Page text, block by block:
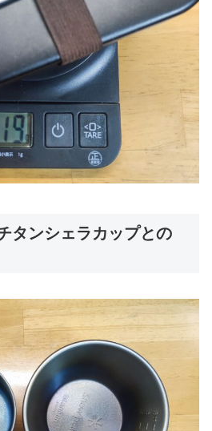
タンシェラカップとの